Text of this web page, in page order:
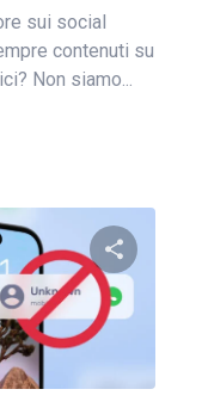
sui social
contenuti su
Non siamo...